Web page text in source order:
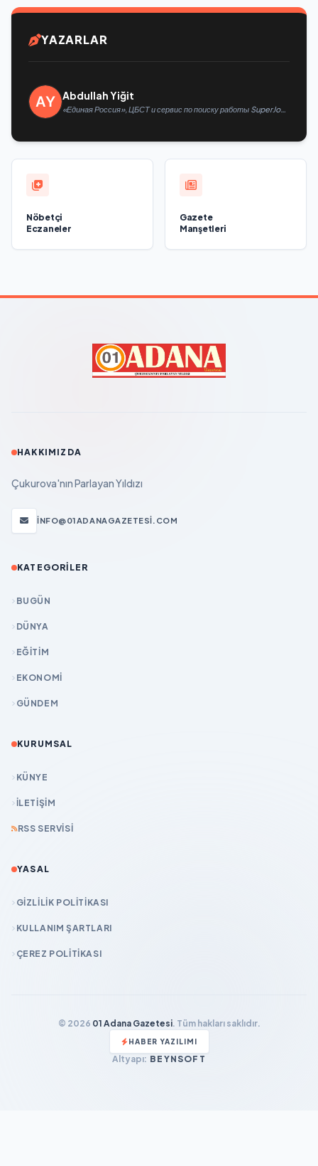
YAZARLAR
Abdullah Yiğit
«Единая Россия», ЦБСТ и сервис по поиску работы SuperJob
Nöbetçi
Eczaneler
Gazete
Manşetleri
HAKKIMIZDA
Çukurova'nın Parlayan Yıldızı
INFO@01ADANAGAZETESI.COM
KATEGORILER
BUGÜN
DÜNYA
EĞİTİM
EKONOMİ
GÜNDEM
KURUMSAL
KÜNYE
İLETIŞIM
RSS SERVISI
YASAL
GIZLILIK POLITIKASI
KULLANIM ŞARTLARI
ÇEREZ POLITIKASI
© 2026 01 Adana Gazetesi. Tüm hakları saklıdır.
HABER YAZILIMI
Altyapı: BEYNSOFT